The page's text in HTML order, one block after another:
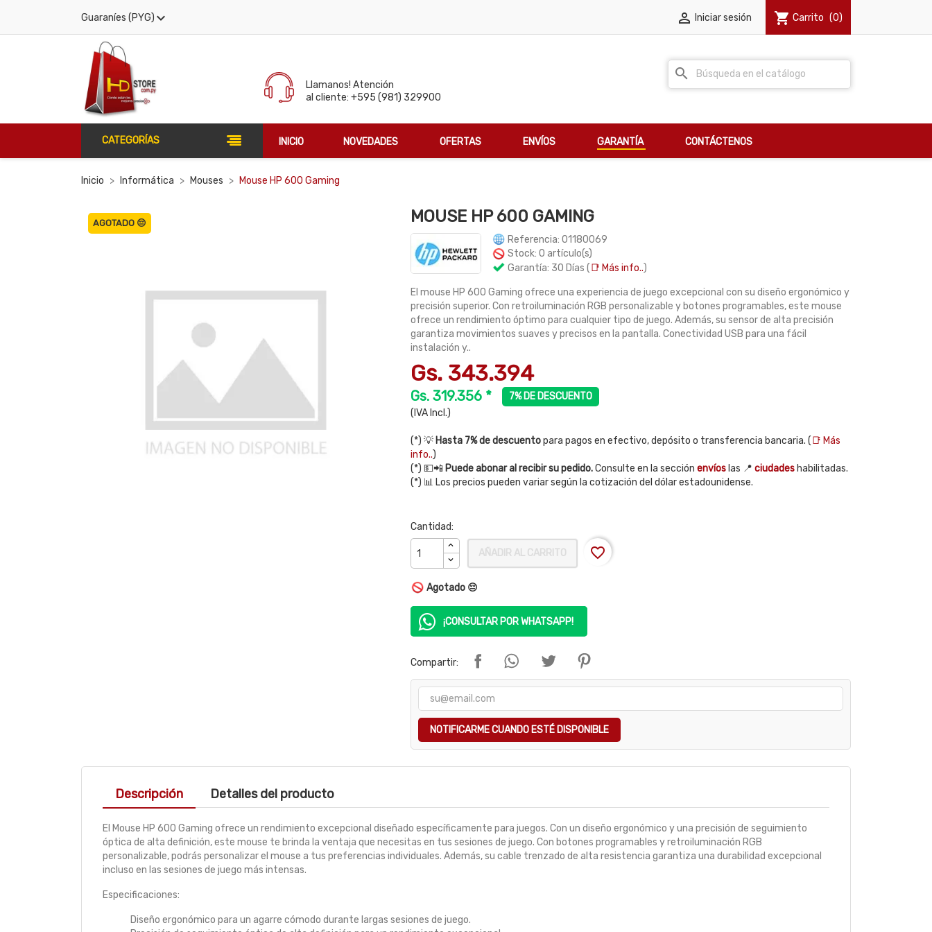
Guaraníes (PYG)  Iniciar sesión shopping_cart Carrito (0)
search
Llamanos! Atención
al cliente: +595 (981) 329900
CATEGORÍAS INICIO NOVEDADES OFERTAS ENVÍOS GARANTÍA CONTÁCTENOS
Inicio Informática Mouses Mouse HP 600 Gaming
AGOTADO 😔 MOUSE HP 600 GAMING
Referencia: 01180069
Stock: 0 artículo(s)
Garantía: 30 Días (📑 Más info..)
El mouse HP 600 Gaming ofrece una experiencia de juego excepcional con su diseño ergonómico y
precisión superior. Con retroiluminación RGB personalizable y botones programables, este mouse
ofrece un rendimiento óptimo para cualquier tipo de juego. Además, su sensor de alta precisión
garantiza movimientos suaves y precisos en la pantalla. Conectividad USB para una fácil
instalación y..
Gs. 343.394
Gs. 319.356 *
7% DE DESCUENTO
(IVA Incl.)
(*) 💡 Hasta 7% de descuentopara pagos en efectivo, depósito o transferencia bancaria. (📑 Más
info..)
(*) 💵📲 Puede abonar al recibir su pedido.Consulte en la sección envíos las 📍 ciudades habilitadas.
(*) 📊 Los precios pueden variar según la cotización del dólar estadounidense.
Cantidad:
AÑADIR AL CARRITO favorite_border
Agotado 😔
¡CONSULTAR POR WHATSAPP!
Compartir:
NOTIFICARME CUANDO ESTÉ DISPONIBLE
Descripción Detalles del producto
El Mouse HP 600 Gaming ofrece un rendimiento excepcional diseñado específicamente para juegos. Con un diseño ergonómico y una precisión de seguimiento
óptica de alta definición, este mouse te brinda la ventaja que necesitas en tus sesiones de juego. Con botones programables y retroiluminación RGB
personalizable, podrás personalizar el mouse a tus preferencias individuales. Además, su cable trenzado de alta resistencia garantiza una durabilidad excepcional
incluso en las sesiones de juego más intensas.
Especificaciones:
Diseño ergonómico para un agarre cómodo durante largas sesiones de juego.